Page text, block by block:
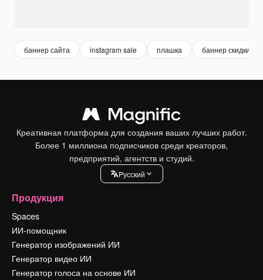
баннер сайта instagram sale плашка баннер скидки
Креативная платформа для создания ваших лучших работ.
Более 1 миллиона подписчиков среди креаторов,
предприятий, агентств и студий.
Pусский
Продукция
Spaces
ИИ-помощник
Генератор изображений ИИ
Генератор видео ИИ
Генератор голоса на основе ИИ